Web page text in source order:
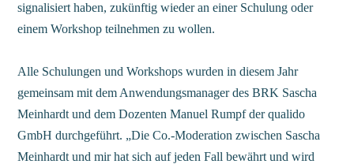
signalisiert haben, zukünftig wieder an einer Schulung oder
einem Workshop teilnehmen zu wollen.
Alle Schulungen und Workshops wurden in diesem Jahr
gemeinsam mit dem Anwendungsmanager des BRK Sascha
Meinhardt und dem Dozenten Manuel Rumpf der qualido
GmbH durchgeführt. „Die Co.-Moderation zwischen Sascha
Meinhardt und mir hat sich auf jeden Fall bewährt und wird